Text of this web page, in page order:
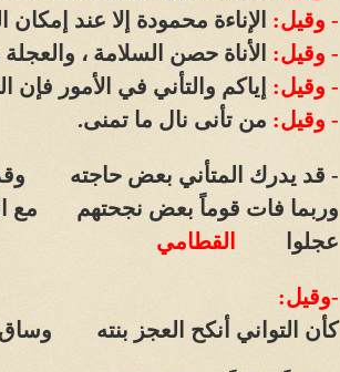
- وقيل: الإناءة محمودة إلا عند
- وقيل: الأناة حصن السلامة ، والعجلة
- وقيل: إياكم والتأني في الأمور
- وقيل: من تأنى نال ما تمنى.
- قد يدرك المتأني بعض حاجته
وربما فات قوماً بعض نجحتهم مع
عجلوا
القطامي
-وقيل:
كأن التواني أنكح العجز بنته وساق